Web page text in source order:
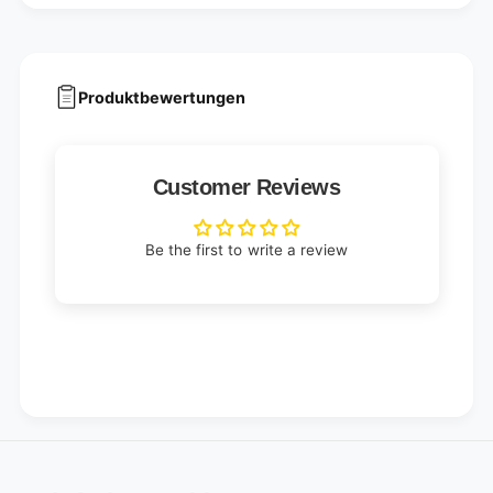
Produktbewertungen
Customer Reviews
Be the first to write a review